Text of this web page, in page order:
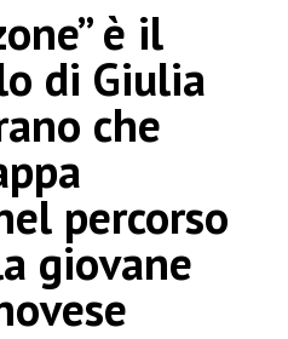
è il
di Giulia
che
percorso
giovane